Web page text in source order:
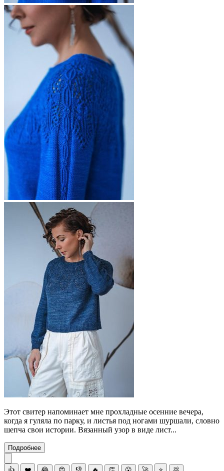
Этот свитер напоминает мне прохладные осенние вечера,
когда я гуляла по парку, и листья под ногами шуршали, словно
шепча свои истории. Вязанный узор в виде лист...
Подробнее